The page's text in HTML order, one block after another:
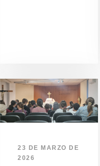
23 DE MARZO DE
2026